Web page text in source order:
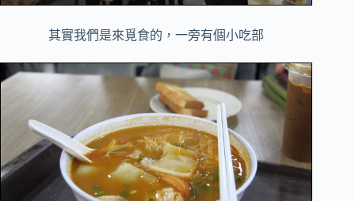
其實我們是來覓食的，一旁有個小吃部